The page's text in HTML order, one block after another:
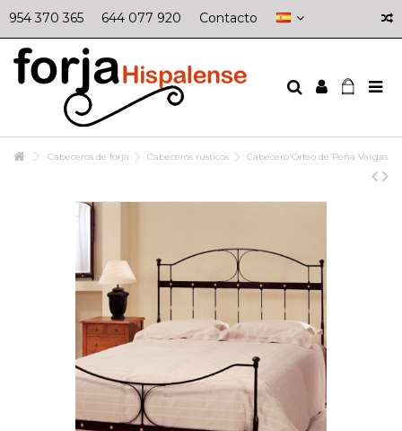
954 370 365 644 077 920 Contacto
Cabeceros de forja Cabeceros rústicos Cabecero Orfeo de Peña Vargas